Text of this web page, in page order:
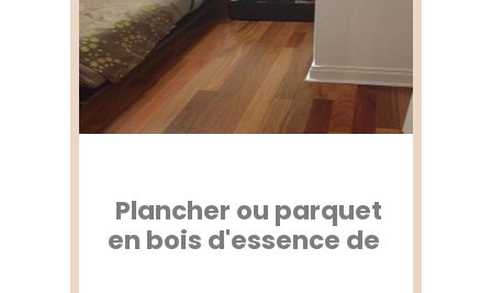
Plancher ou parquet
en bois d'essence de